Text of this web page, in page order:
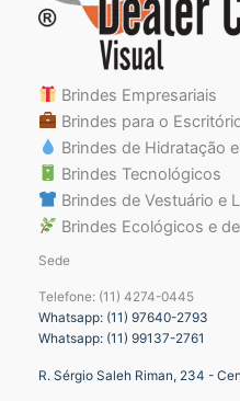
Brindes Empresariais
Brindes para o
Brindes de Hidratação
Brindes Tecnológicos
Brindes de Vestuário e
Brindes Ecológicos e
Sede
Telefone: (11) 4274-0445
Whatsapp: (11) 97640-2793
Whatsapp: (11) 99137-2761
R. Sérgio Saleh Riman, 234 -